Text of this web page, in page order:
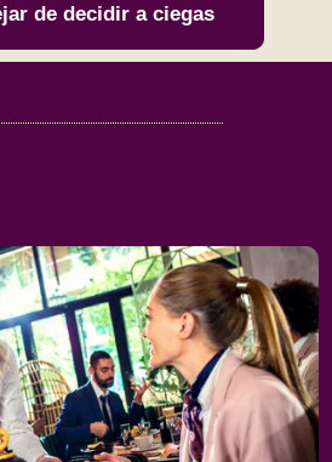
de decidir a ciegas